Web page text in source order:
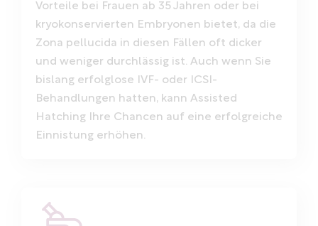
Vorteile bei Frauen ab 35 Jahren oder bei
kryokonservierten Embryonen bietet, da die
Zona pellucida in diesen Fällen oft dicker
und weniger durchlässig ist. Auch wenn Sie
bislang erfolglose IVF- oder ICSI-
Behandlungen hatten, kann Assisted
Hatching Ihre Chancen auf eine erfolgreiche
Einnistung erhöhen.